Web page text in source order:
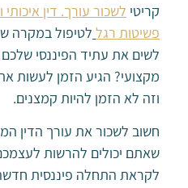
קריטי לשכור עורך. דין איכותי
פשיטות רגל לטיפול במקרה
לשים את עתיד הפיננסי שלכם
מקצועי? הגיע הזמן לעשות
וזה לא הזמן להיות קמצנים.
חשוב לשכור את עורך הדין
שאתם יכולים להרשות
לקראת התחלה פיננסית